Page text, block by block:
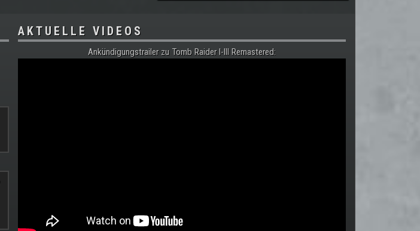
AKTUELLE VIDEOS
Ankündigungstrailer zu Tomb Raider I-III Remastered: